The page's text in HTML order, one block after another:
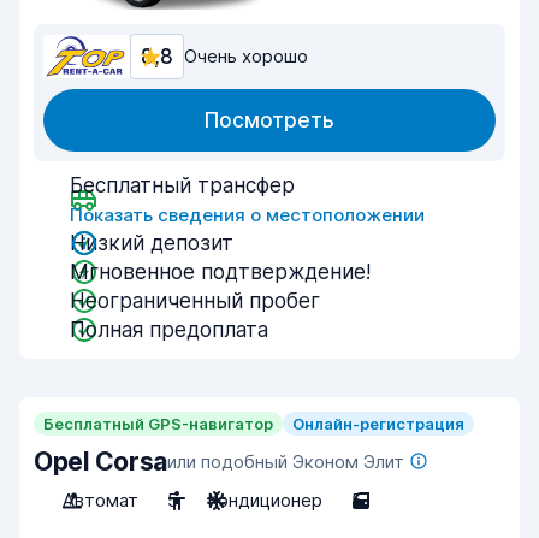
8,8 Очень хорошо
Посмотреть
Бесплатный трансфер
Показать сведения о местоположении
Низкий депозит
Мгновенное подтверждение!
Неограниченный пробег
Полная предоплата
Бесплатный GPS-навигатор Онлайн-регистрация
Opel Corsaили подобный Эконом Элит
Автомат
5 Кондиционер 5